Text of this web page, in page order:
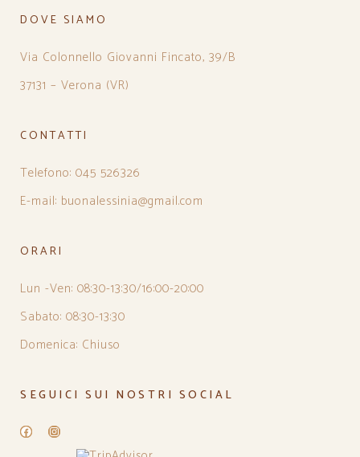
DOVE SIAMO
Via Colonnello Giovanni Fincato, 39/B
37131 – Verona (VR)
CONTATTI
Telefono: 045 526326
E-mail: buonalessinia@gmail.com
ORARI
Lun -Ven: 08:30-13:30/16:00-20:00
Sabato: 08:30-13:30
Domenica: Chiuso
SEGUICI SUI NOSTRI SOCIAL
FacebookInstagram